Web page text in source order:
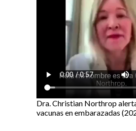
Dra. Christian Northrop
vacunas en embarazadas